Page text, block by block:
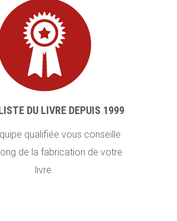
DU LIVRE DEPUIS 1999
qualifiée vous conseille
de la fabrication de votre
livre.